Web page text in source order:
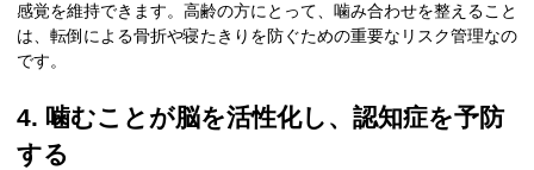
感覚を維持できます。高齢の方にとって、噛み合わせを整えること
は、転倒による骨折や寝たきりを防ぐための重要なリスク管理なの
です。
4. 噛むことが脳を活性化し、認知症を予防
する